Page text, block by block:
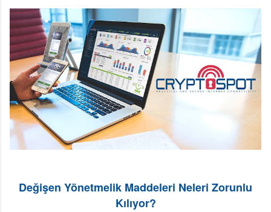
Değişen Yönetmelik Maddeleri Neleri Zorunlu
Kılıyor?